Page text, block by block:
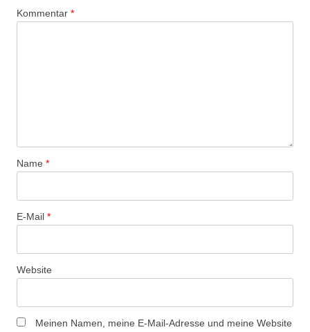
Kommentar *
Name *
E-Mail *
Website
Meinen Namen, meine E-Mail-Adresse und meine Website